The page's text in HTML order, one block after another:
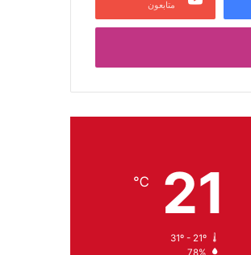
متابعون
21
℃
31º - 21º
78%